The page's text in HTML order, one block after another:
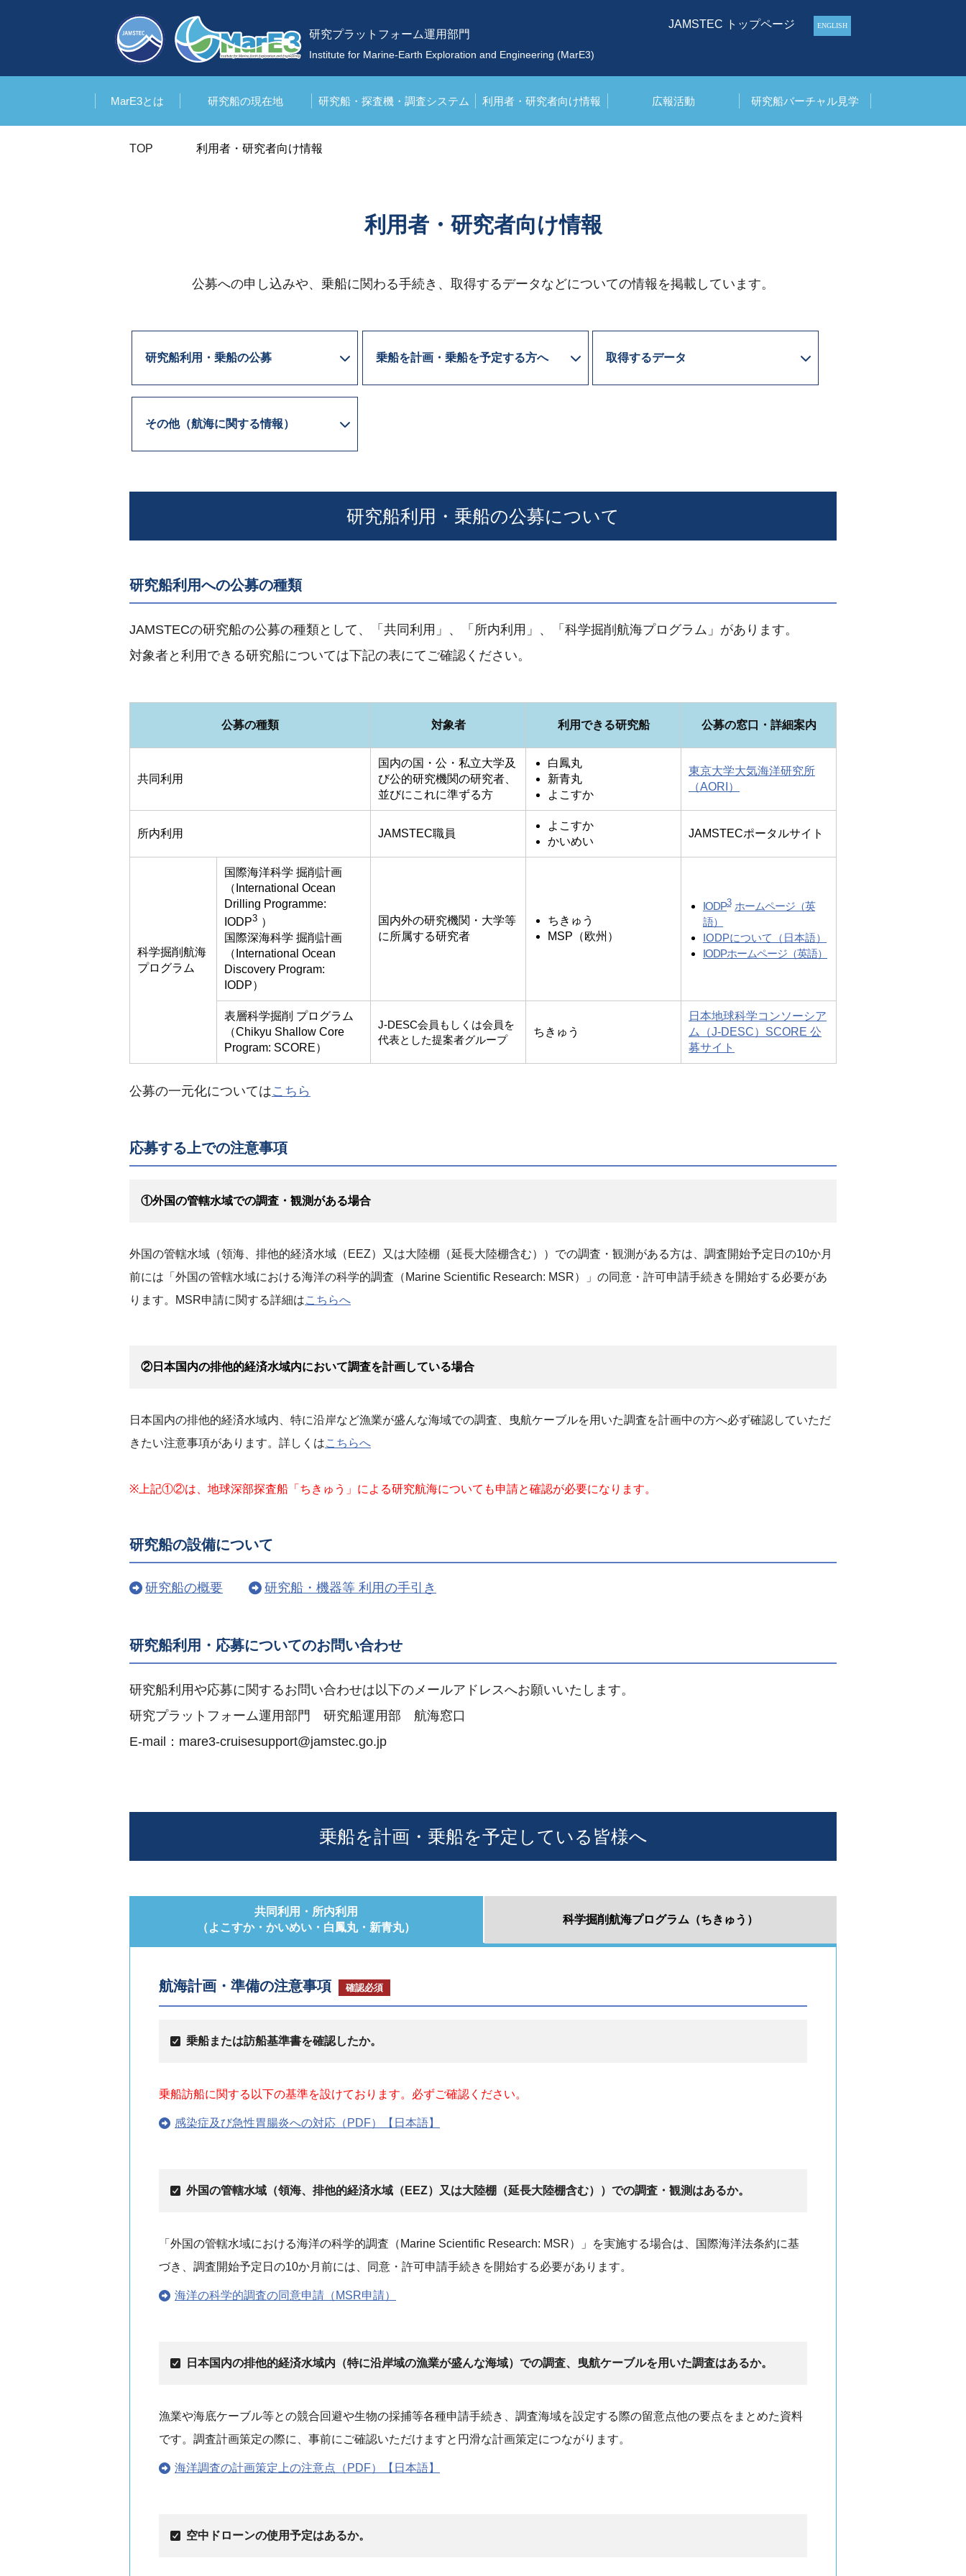
研究プラットフォーム運用部門
Institute for Marine-Earth Exploration and Engineering (MarE3)
JAMSTEC トップページ ENGLISH
MarE3とは 研究船の現在地 研究船・探査機・調査システム 利用者・研究者向け情報 広報活動 研究船バーチャル見学
TOP 利用者・研究者向け情報
利用者・研究者向け情報
公募への申し込みや、乗船に関わる手続き、取得するデータなどについての情報を掲載しています。
研究船利用・乗船の公募 乗船を計画・乗船を予定する方へ 取得するデータ
その他（航海に関する情報）
研究船利用・乗船の公募について
研究船利用への公募の種類
JAMSTECの研究船の公募の種類として、「共同利用」、「所内利用」、「科学掘削航海プログラム」があります。
対象者と利用できる研究船については下記の表にてご確認ください。
公募の種類 対象者 利用できる研究船 公募の窓口・詳細案内
共同利用
国内の国・公・私立大学及
び公的研究機関の研究者、
並びにこれに準ずる方
白鳳丸
新青丸
よこすか
東京大学大気海洋研究所
（AORI）
所内利用 JAMSTEC職員
よこすか
かいめい
JAMSTECポータルサイト
科学掘削航海
プログラム
国際海洋科学 掘削計画
（International Ocean
Drilling Programme:
IODP3 ）
国際深海科学 掘削計画
（International Ocean
Discovery Program:
IODP）
国内外の研究機関・大学等
に所属する研究者
ちきゅう
MSP（欧州）
IODP3 ホームページ（英
語）
IODPについて（日本語）
IODPホームページ（英語）
表層科学掘削 プログラム
（Chikyu Shallow Core
Program: SCORE）
J-DESC会員もしくは会員を
代表とした提案者グループ
ちきゅう
日本地球科学コンソーシア
ム（J-DESC）SCORE 公
募サイト
公募の一元化についてはこちら
応募する上での注意事項
①外国の管轄水域での調査・観測がある場合
外国の管轄水域（領海、排他的経済水域（EEZ）又は大陸棚（延長大陸棚含む））での調査・観測がある方は、調査開始予定日の10か月
前には「外国の管轄水域における海洋の科学的調査（Marine Scientific Research: MSR）」の同意・許可申請手続きを開始する必要があ
ります。MSR申請に関する詳細はこちらへ
②日本国内の排他的経済水域内において調査を計画している場合
日本国内の排他的経済水域内、特に沿岸など漁業が盛んな海域での調査、曳航ケーブルを用いた調査を計画中の方へ必ず確認していただ
きたい注意事項があります。詳しくはこちらへ
※上記①②は、地球深部探査船「ちきゅう」による研究航海についても申請と確認が必要になります。
研究船の設備について
研究船の概要 研究船・機器等 利用の手引き
研究船利用・応募についてのお問い合わせ
研究船利用や応募に関するお問い合わせは以下のメールアドレスへお願いいたします。
研究プラットフォーム運用部門 研究船運用部 航海窓口
E-mail：mare3-cruisesupport
jamstec.go.jp
乗船を計画・乗船を予定している皆様へ
共同利用・所内利用
（よこすか・かいめい・白鳳丸・新青丸）
科学掘削航海プログラム（ちきゅう）
航海計画・準備の注意事項 確認必須
乗船または訪船基準書を確認したか。
乗船訪船に関する以下の基準を設けております。必ずご確認ください。
感染症及び急性胃腸炎への対応（PDF）【日本語】
外国の管轄水域（領海、排他的経済水域（EEZ）又は大陸棚（延長大陸棚含む））での調査・観測はあるか。
「外国の管轄水域における海洋の科学的調査（Marine Scientific Research: MSR）」を実施する場合は、国際海洋法条約に基
づき、調査開始予定日の10か月前には、同意・許可申請手続きを開始する必要があります。
海洋の科学的調査の同意申請（MSR申請）
日本国内の排他的経済水域内（特に沿岸域の漁業が盛んな海域）での調査、曳航ケーブルを用いた調査はあるか。
漁業や海底ケーブル等との競合回避や生物の採捕等各種申請手続き、調査海域を設定する際の留意点他の要点をまとめた資料
です。調査計画策定の際に、事前にご確認いただけますと円滑な計画策定につながります。
海洋調査の計画策定上の注意点（PDF）【日本語】
空中ドローンの使用予定はあるか。